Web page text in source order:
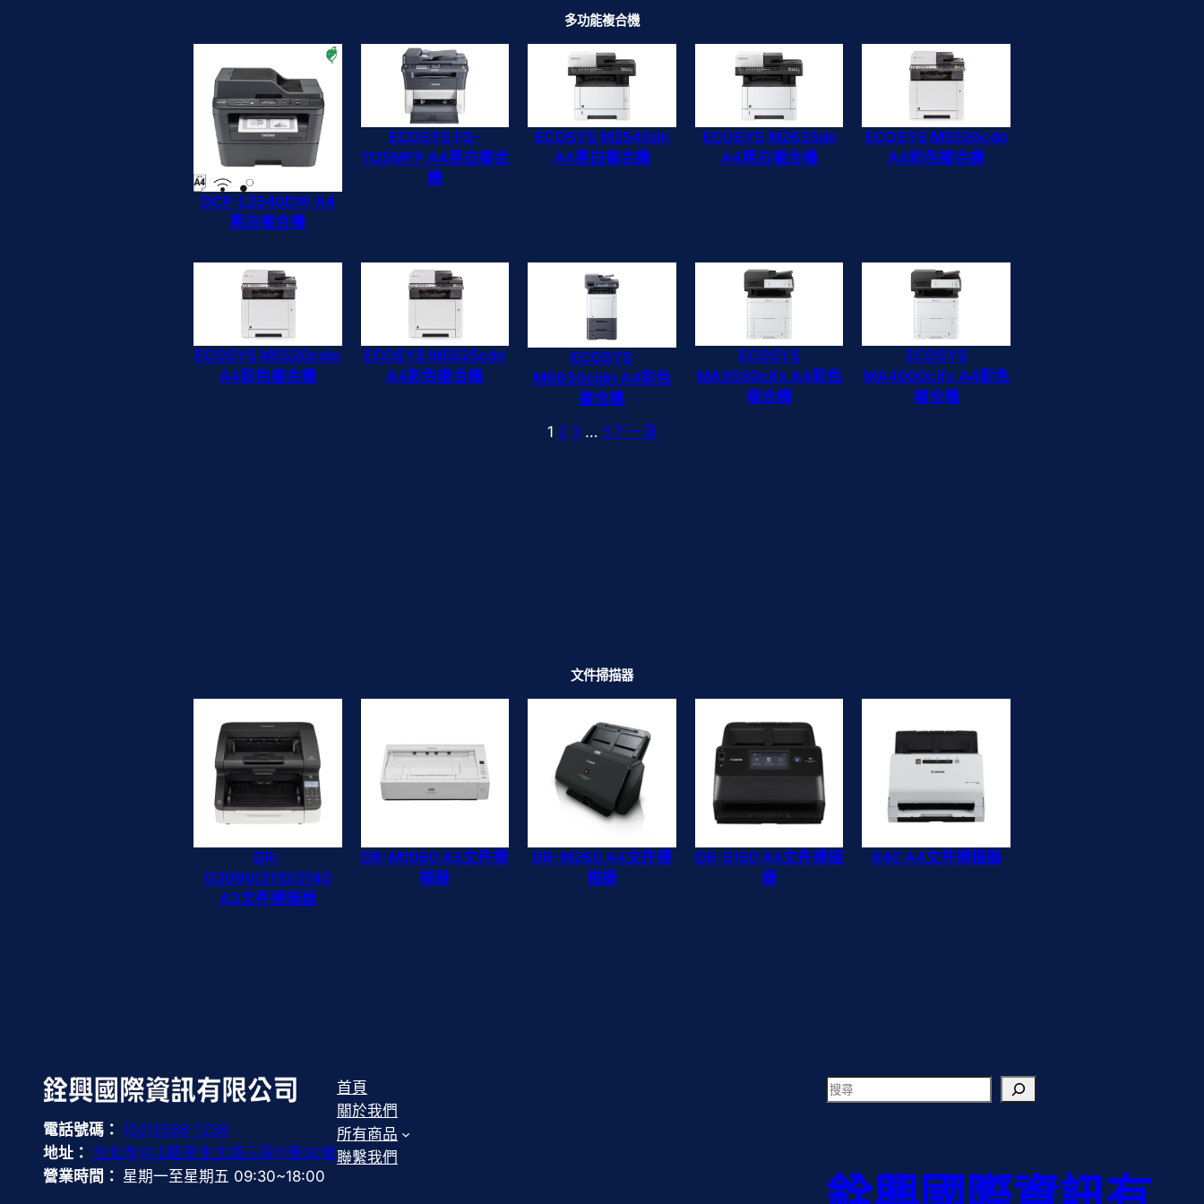
多功能複合機
DCP-L2540DW A4
黑白複合機
ECOSYS FS-
1125MFP A4黑白複合
機
ECOSYS M2540dn
A4黑白複合機
ECOSYS M2635dn
A4黑白複合機
ECOSYS M5520cdn
A4彩色複合機
ECOSYS M5520cdw
A4彩色複合機
ECOSYS M5525cdn
A4彩色複合機
ECOSYS
M6630cidn A4彩色
複合機
ECOSYS
MA3500cifx A4彩色
複合機
ECOSYS
MA4000cifx A4彩色
複合機
1 2 3 … 5下一頁
文件掃描器
DR-
G2090/2110/2140
A3文件掃描器
DR-M1060 A3文件掃
描器
DR-M260 A4文件掃
描器
DR-S150 A4文件掃描
器
R40 A4文件掃描器
電話號碼： (02)2598-1239
地址： 台北市中山區新生北路三段11巷30號
營業時間： 星期一至星期五 09:30~18:00
首頁
關於我們
所有商品
聯繫我們
搜